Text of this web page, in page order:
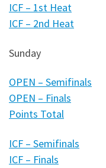
ICF – 1st Heat
ICF – 2nd Heat
Sunday
OPEN – Semifinals
OPEN – Finals
Points Total
ICF – Semifinals
ICF – Finals